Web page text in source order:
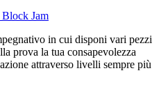
Jam
in cui disponi vari pezzi
prova la tua consapevolezza
attraverso livelli sempre più